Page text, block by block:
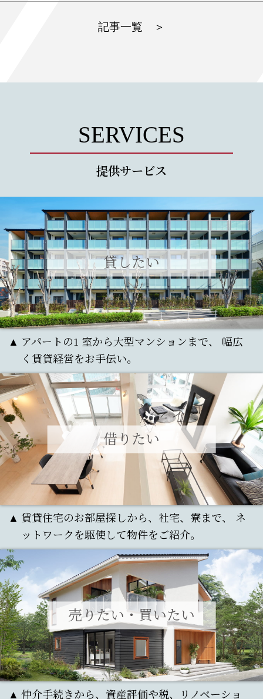
記事一覧 ＞
SERVICES
提供サービス
貸したい
アパートの1 室から大型マンションまで、
幅広
く賃貸経営をお手伝い。
借りたい
賃貸住宅のお部屋探しから、社宅、寮まで、
ネ
ットワークを駆使して物件をご紹介。
売りたい・買いたい
仲介手続きから、資産評価や税、リノベーショ